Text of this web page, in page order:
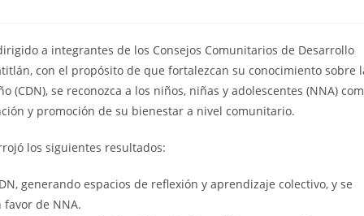
a integrantes de los Consejos Comunitarios de Desarrollo
con el propósito de que fortalezcan su conocimiento sobre
(CDN), se reconozca a los niños, niñas y adolescentes (NNA)
y promoción de su bienestar a nivel comunitario.
los siguientes resultados:
generando espacios de reflexión y aprendizaje colectivo, y se
de NNA.